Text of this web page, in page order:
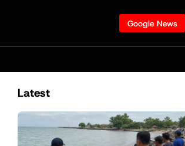
Google News
Latest